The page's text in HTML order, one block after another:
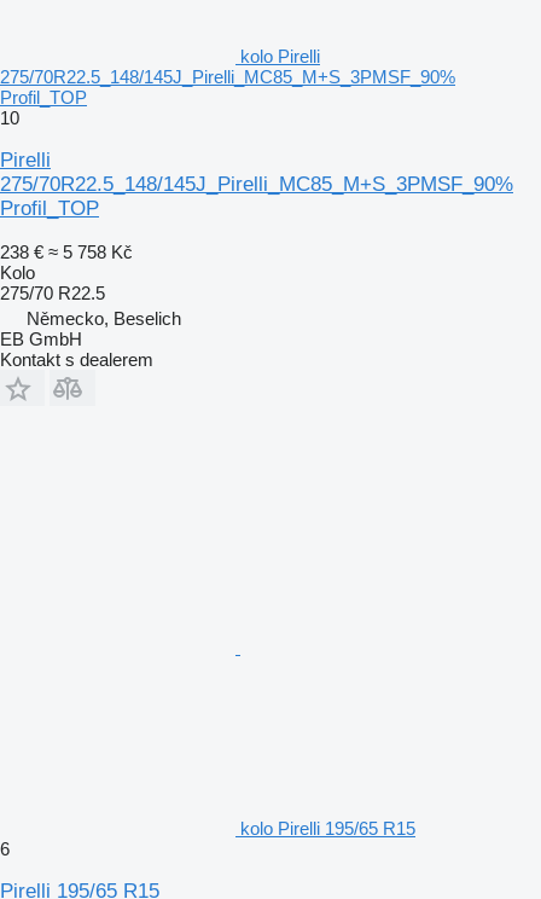
kolo Pirelli
275/70R22.5_148/145J_Pirelli_MC85_M+S_3PMSF_90%
Profil_TOP
10
Pirelli
275/70R22.5_148/145J_Pirelli_MC85_M+S_3PMSF_90%
Profil_TOP
238 € ≈ 5 758 Kč
Kolo
275/70 R22.5
Německo, Beselich
EB GmbH
Kontakt s dealerem
kolo Pirelli 195/65 R15
6
Pirelli 195/65 R15